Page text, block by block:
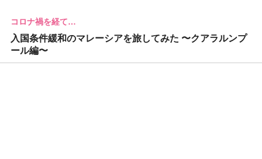
コロナ禍を経て…
入国条件緩和のマレーシアを旅してみた 〜クアラルンプ
ール編〜